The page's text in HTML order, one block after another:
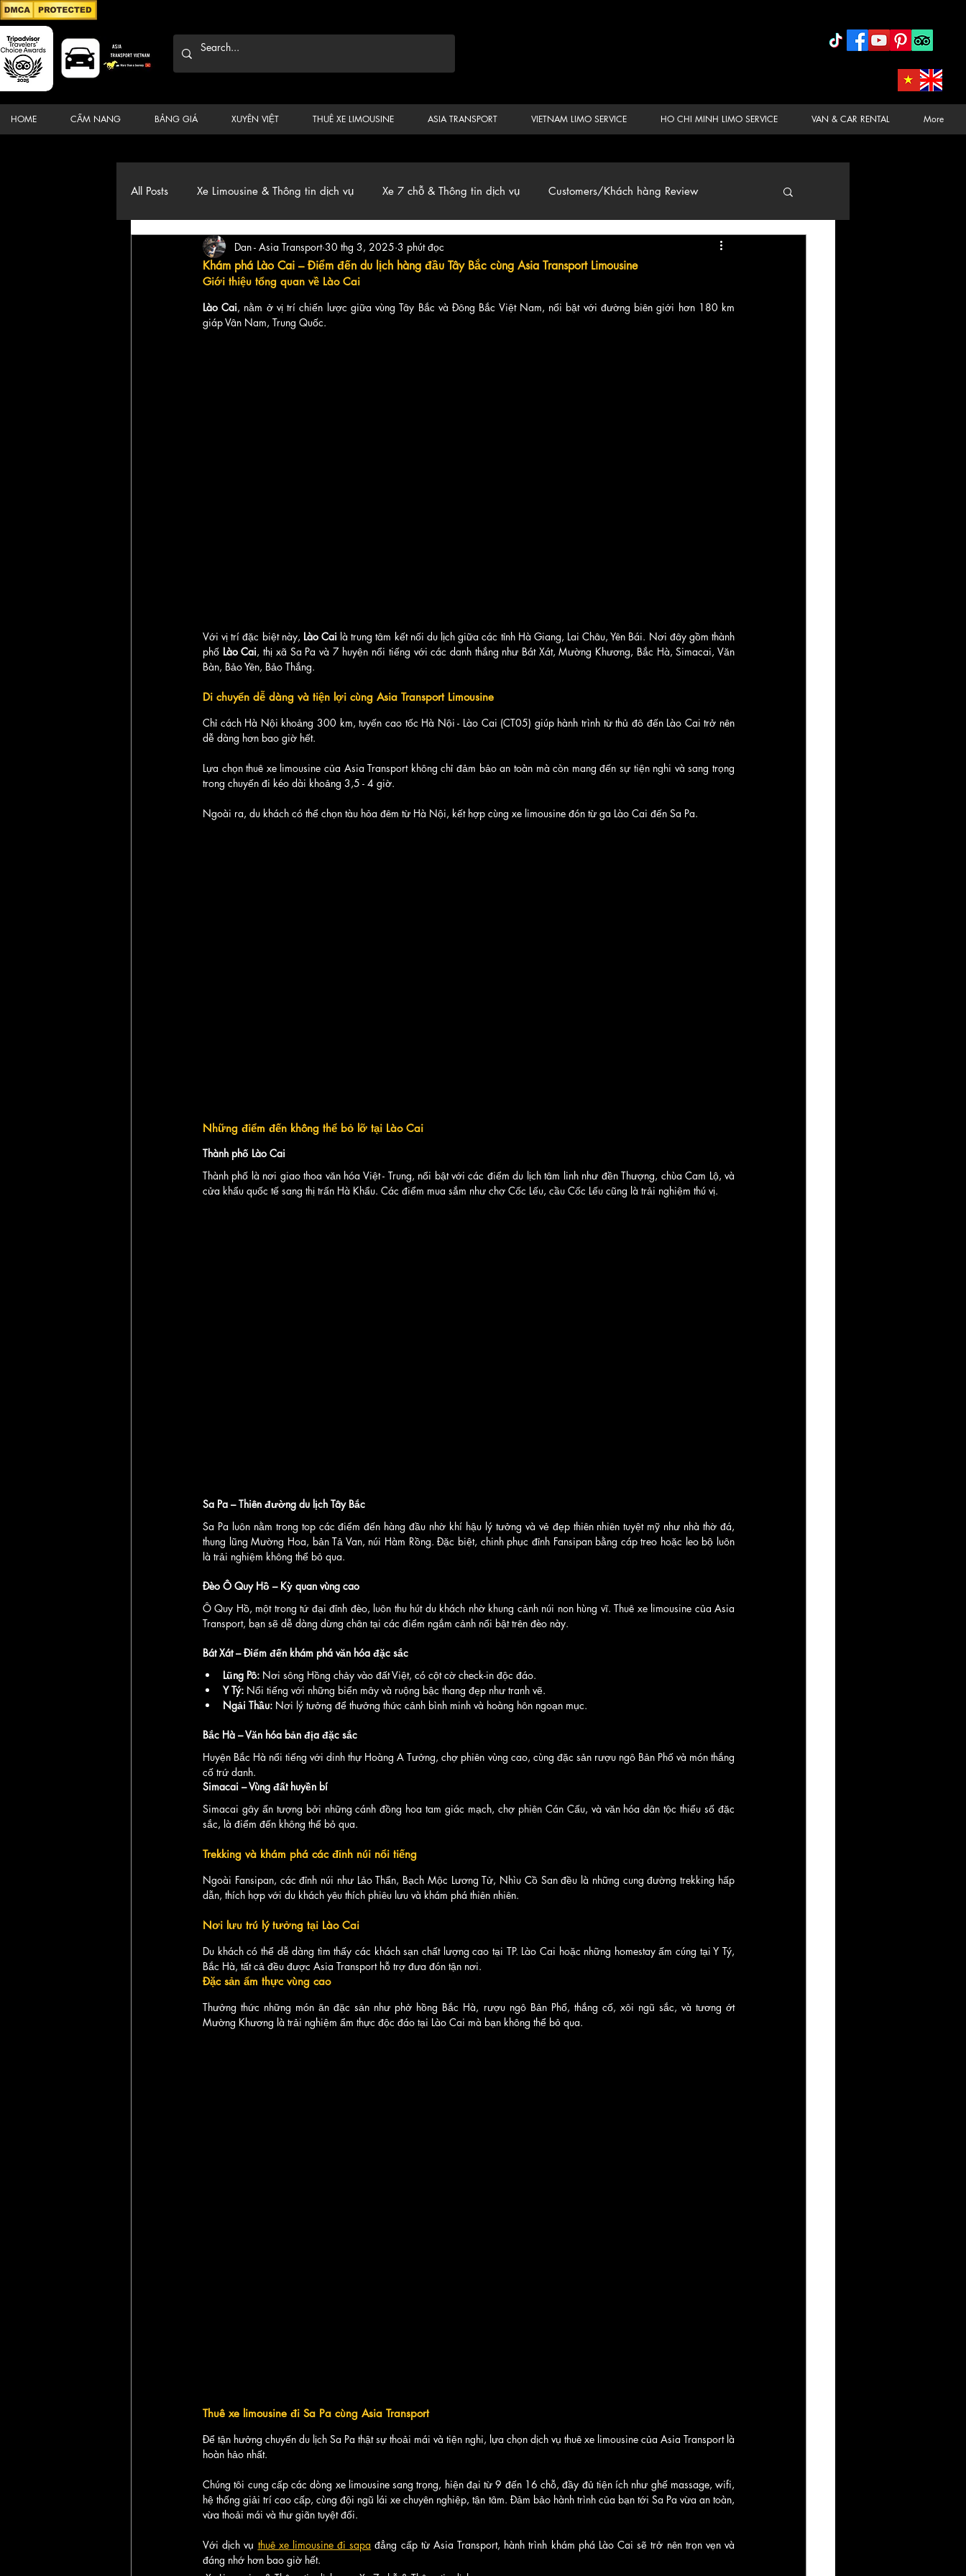
HOME CẨM NANG BẢNG GIÁ XUYÊN VIỆT THUÊ XE LIMOUSINE ASIA TRANSPORT VIETNAM LIMO SERVICE HO CHI MINH LIMO SERVICE VAN & CAR RENTAL More
All Posts Xe Limousine & Thông tin dịch vụ Xe 7 chỗ & Thông tin dịch vụ Customers/Khách hàng Review
Thương hiệu, du lịch, Xe, điểm đến Car & Van, Travel Vietnam, News
Khám phá Lào Cai – Điểm đến du lịch hàng đầu Tây Bắc cùng Asia Transport Limousine
Dan - Asia Transport 30 thg 3, 2025 3 phút đọc
Giới thiệu tổng quan về Lào Cai
Lào Cai, nằm ở vị trí chiến lược giữa vùng Tây Bắc và Đông Bắc Việt Nam, nổi bật với đường biên giới hơn 180 km
giáp Vân Nam, Trung Quốc.
Với vị trí đặc biệt này, Lào Cai là trung tâm kết nối du lịch giữa các tỉnh Hà Giang, Lai Châu, Yên Bái. Nơi đây gồm thành
phố Lào Cai, thị xã Sa Pa và 7 huyện nổi tiếng với các danh thắng như Bát Xát, Mường Khương, Bắc Hà, Simacai, Văn
Bàn, Bảo Yên, Bảo Thắng.
Di chuyển dễ dàng và tiện lợi cùng Asia Transport Limousine
Chỉ cách Hà Nội khoảng 300 km, tuyến cao tốc Hà Nội - Lào Cai (CT05) giúp hành trình từ thủ đô đến Lào Cai trở nên
dễ dàng hơn bao giờ hết.
Lựa chọn thuê xe limousine của Asia Transport không chỉ đảm bảo an toàn mà còn mang đến sự tiện nghi và sang trọng
trong chuyến đi kéo dài khoảng 3,5 - 4 giờ.
Ngoài ra, du khách có thể chọn tàu hỏa đêm từ Hà Nội, kết hợp cùng xe limousine đón từ ga Lào Cai đến Sa Pa.
Những điểm đến không thể bỏ lỡ tại Lào Cai
Thành phố Lào Cai
Thành phố là nơi giao thoa văn hóa Việt - Trung, nổi bật với các điểm du lịch tâm linh như đền Thượng, chùa Cam Lộ, và
cửa khẩu quốc tế sang thị trấn Hà Khẩu. Các điểm mua sắm như chợ Cốc Lếu, cầu Cốc Lếu cũng là trải nghiệm thú vị.
Sa Pa – Thiên đường du lịch Tây Bắc
Sa Pa luôn nằm trong top các điểm đến hàng đầu nhờ khí hậu lý tưởng và vẻ đẹp thiên nhiên tuyệt mỹ như nhà thờ đá,
thung lũng Mường Hoa, bản Tả Van, núi Hàm Rồng. Đặc biệt, chinh phục đỉnh Fansipan bằng cáp treo hoặc leo bộ luôn
là trải nghiệm không thể bỏ qua.
Đèo Ô Quy Hồ – Kỳ quan vùng cao
Ô Quy Hồ, một trong tứ đại đỉnh đèo, luôn thu hút du khách nhờ khung cảnh núi non hùng vĩ. Thuê xe limousine của Asia
Transport, bạn sẽ dễ dàng dừng chân tại các điểm ngắm cảnh nổi bật trên đèo này.
Bát Xát – Điểm đến khám phá văn hóa đặc sắc
Lũng Pô: Nơi sông Hồng chảy vào đất Việt, có cột cờ check-in độc đáo.
Y Tý: Nổi tiếng với những biển mây và ruộng bậc thang đẹp như tranh vẽ.
Ngải Thầu: Nơi lý tưởng để thưởng thức cảnh bình minh và hoàng hôn ngoạn mục.
Bắc Hà – Văn hóa bản địa đặc sắc
Huyện Bắc Hà nổi tiếng với dinh thự Hoàng A Tưởng, chợ phiên vùng cao, cùng đặc sản rượu ngô Bản Phố và món thắng
cố trứ danh.
Simacai – Vùng đất huyền bí
Simacai gây ấn tượng bởi những cánh đồng hoa tam giác mạch, chợ phiên Cán Cấu, và văn hóa dân tộc thiểu số đặc
sắc, là điểm đến không thể bỏ qua.
Trekking và khám phá các đỉnh núi nổi tiếng
Ngoài Fansipan, các đỉnh núi như Lảo Thẩn, Bạch Mộc Lương Tử, Nhìu Cồ San đều là những cung đường trekking hấp
dẫn, thích hợp với du khách yêu thích phiêu lưu và khám phá thiên nhiên.
Nơi lưu trú lý tưởng tại Lào Cai
Du khách có thể dễ dàng tìm thấy các khách sạn chất lượng cao tại TP. Lào Cai hoặc những homestay ấm cúng tại Y Tý,
Bắc Hà, tất cả đều được Asia Transport hỗ trợ đưa đón tận nơi.
Đặc sản ẩm thực vùng cao
Thưởng thức những món ăn đặc sản như phở hồng Bắc Hà, rượu ngô Bản Phố, thắng cố, xôi ngũ sắc, và tương ớt
Mường Khương là trải nghiệm ẩm thực độc đáo tại Lào Cai mà bạn không thể bỏ qua.
Thuê xe limousine đi Sa Pa cùng Asia Transport
Để tận hưởng chuyến du lịch Sa Pa thật sự thoải mái và tiện nghi, lựa chọn dịch vụ thuê xe limousine của Asia Transport là
hoàn hảo nhất.
Chúng tôi cung cấp các dòng xe limousine sang trọng, hiện đại từ 9 đến 16 chỗ, đầy đủ tiện ích như ghế massage, wifi,
hệ thống giải trí cao cấp, cùng đội ngũ lái xe chuyên nghiệp, tận tâm. Đảm bảo hành trình của bạn tới Sa Pa vừa an toàn,
vừa thoải mái và thư giãn tuyệt đối.
Với dịch vụ thuê xe limousine đi sapa đẳng cấp từ Asia Transport, hành trình khám phá Lào Cai sẽ trở nên trọn vẹn và
đáng nhớ hơn bao giờ hết.